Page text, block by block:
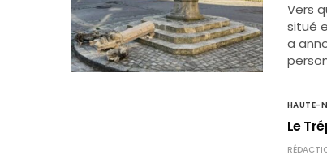
Vers
situé
a
HAUTE-
Le